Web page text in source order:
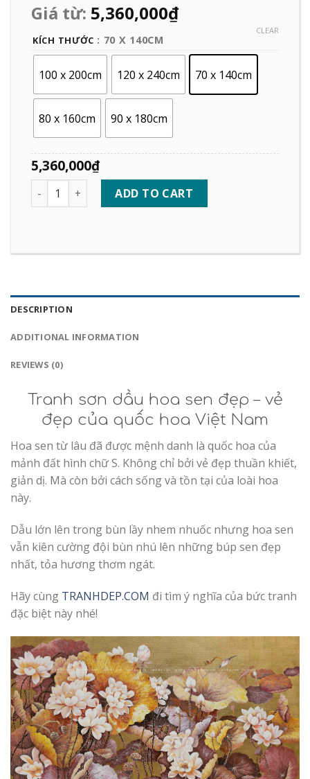
Giá từ: 5,360,000₫
KÍCH THƯỚC : 70 X 140CM
100 x 200cm 120 x 240cm 70 x 140cm
80 x 160cm 90 x 180cm
CLEAR
5,360,000₫
Quantity ADD TO CART
DESCRIPTION
ADDITIONAL INFORMATION
REVIEWS (0)
Tranh sơn dầu hoa sen đẹp – vẻ
đẹp của quốc hoa Việt Nam
Hoa sen từ lâu đã được mệnh danh là quốc hoa của
mảnh đất hình chữ S. Không chỉ bởi vẻ đẹp thuần khiết,
giản dị. Mà còn bởi cách sống và tồn tại của loài hoa
này.
Dẫu lớn lên trong bùn lầy nhem nhuốc nhưng hoa sen
vẫn kiên cường đội bùn nhú lên những búp sen đẹp
nhất, tỏa hương thơm ngát.
Hãy cùng TRANHDEP.COM đi tìm ý nghĩa của bức tranh
đặc biệt này nhé!